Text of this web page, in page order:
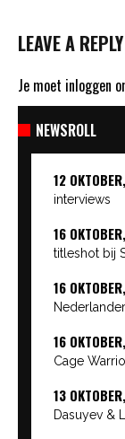
LEAVE A REPLY
Je moet inloggen
NEWSROLL
12
interviews
16
titleshot bij
16
16
Cage
13
Dasuyev &